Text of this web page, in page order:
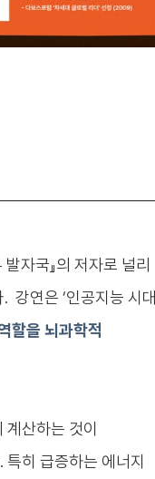
자국』의 저자로 널리
. 강연은 ‘인공지능 시대,
할을 뇌과학적
산하는 것이
히 급증하는 에너지